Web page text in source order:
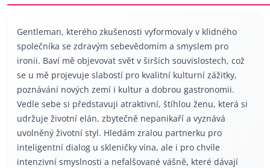
Gentleman, kterého zkušenosti vyformovaly v klidného
společníka se zdravým sebevědomím a smyslem pro
ironii. Baví mě objevovat svět v širších souvislostech, což
se u mě projevuje slabostí pro kvalitní kulturní zážitky,
poznávání nových zemí i kultur a dobrou gastronomii.
Vedle sebe si představuji atraktivní, štíhlou ženu, která si
udržuje životní elán, zbytečně nepanikaří a vyznává
uvolněný životní styl. Hledám zralou partnerku pro
inteligentní dialog u skleničky vína, ale i pro chvíle
intenzivní smyslnosti a nefalšované vášně, které dávají